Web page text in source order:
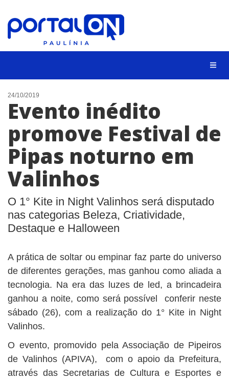
CIDADES
EVENTOS
EMPREGO
ANIVERSÁRIO DAS CIDADES
ANUNCIE
CONTATO
24/10/2019
Evento inédito
promove Festival de
Pipas noturno em
Valinhos
O 1° Kite in Night Valinhos será disputado
nas categorias Beleza, Criatividade,
Destaque e Halloween
A prática de soltar ou empinar faz parte do universo
de diferentes gerações, mas ganhou como aliada a
tecnologia. Na era das luzes de led, a brincadeira
ganhou a noite, como será possível conferir neste
sábado (26), com a realização do 1° Kite in Night
Valinhos.
O evento, promovido pela Associação de Pipeiros
de Valinhos (APIVA), com o apoio da Prefeitura,
através das Secretarias de Cultura e Esportes e